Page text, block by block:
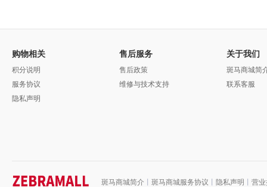
购物相关
积分说明
服务协议
隐私声明
售后服务
售后政策
维修与技术支持
关于我们
斑马商城简
联系客服
斑马商城简介 丨 斑马商城服务协议 丨 隐私声明 丨 营